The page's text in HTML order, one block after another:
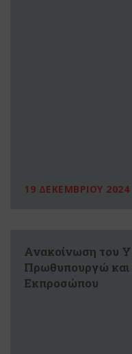
19 ΔΕΚΕΜΒΡΙΟΥ 2024
Ανακοίνωση του
Πρωθυπουργώ και
Εκπροσώπου